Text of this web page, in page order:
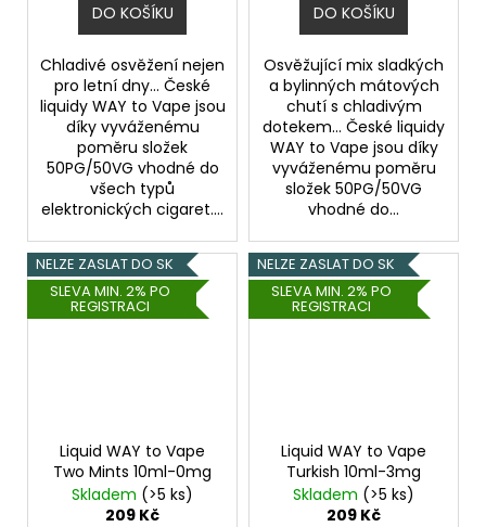
DO KOŠÍKU
Chladivé osvěžení nejen
pro letní dny... České
liquidy WAY to Vape jsou
díky vyváženému
poměru složek
50PG/50VG vhodné do
všech typů
elektronických cigaret....
DO KOŠÍKU
Osvěžující mix sladkých
a bylinných mátových
chutí s chladivým
dotekem... České liquidy
WAY to Vape jsou díky
vyváženému poměru
složek 50PG/50VG
vhodné do...
NELZE ZASLAT DO SK
SLEVA MIN. 2% PO
REGISTRACI
Liquid WAY to Vape
Two Mints 10ml-0mg
Skladem (>5 ks)
209 Kč
NELZE ZASLAT DO SK
SLEVA MIN. 2% PO
REGISTRACI
Liquid WAY to Vape
Turkish 10ml-3mg
Skladem (>5 ks)
209 Kč